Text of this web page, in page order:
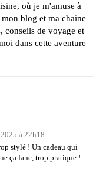
où je m'amuse à
blog et ma chaîne
conseils de voyage et
dans cette aventure
à 22h18
stylé ! Un cadeau qui
ça fane, trop pratique !